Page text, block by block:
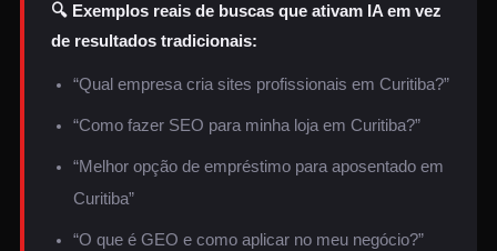
🔍 Exemplos reais de buscas que ativam IA em vez
de resultados tradicionais:
“Qual empresa cria sites profissionais em Curitiba?”
“Como fazer SEO para minha loja em Curitiba?”
“Melhor opção de empréstimo para aposentado em
Curitiba”
“O que é GEO e como aplicar no meu negócio?”